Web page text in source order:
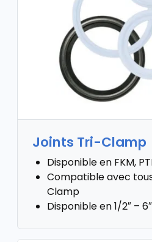
Joints Tri-Clamp
Disponible en FKM,
Compatible avec
Clamp
Disponible en 1/2″ – 6″